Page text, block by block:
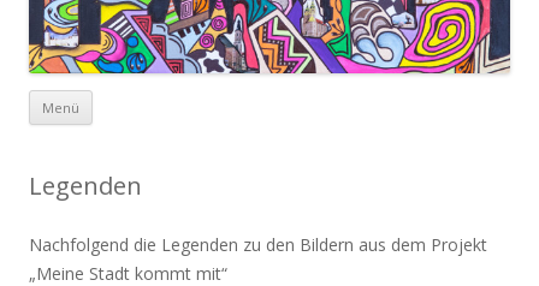
Menü
Legenden
Nachfolgend die Legenden zu den Bildern aus dem Projekt
„Meine Stadt kommt mit“